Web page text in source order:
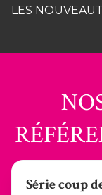
LES
Série coup